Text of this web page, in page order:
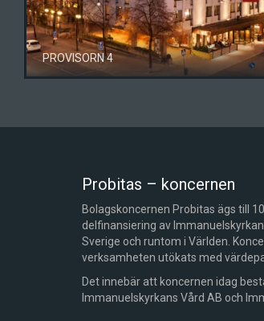
PROVISORN 4
Probitas – koncernen
Bolagskoncernen Probitas ägs till
delfinansiering av
Sverige och runtom i Världen.
verksamheten utökats med
Det innebär att koncernen idag
Immanuelskyrkans Vård AB och